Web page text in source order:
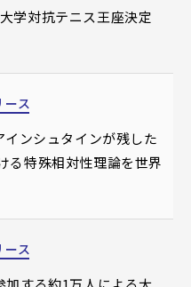
学対抗テニス王座決定
ース
インシュタインが残した
る特殊相対性理論を世界
ース